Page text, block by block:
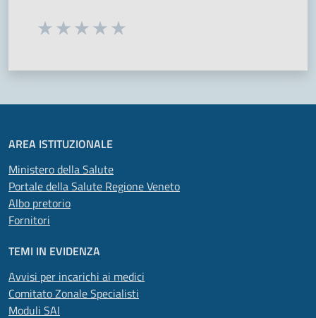
Seleziona una valutazione da 1 a 5 stelle
AREA ISTITUZIONALE
Ministero della Salute
Portale della Salute Regione Veneto
Albo pretorio
Fornitori
TEMI IN EVIDENZA
Avvisi per incarichi ai medici
Comitato Zonale Specialisti
Moduli SAI